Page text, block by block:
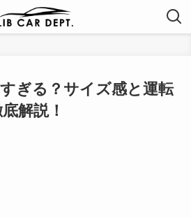
ぎる？サイズ感と運転
解説！